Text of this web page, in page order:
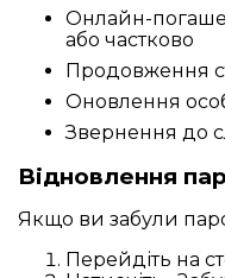
Онлайн-
або частково
Продовження
Оновлення
Звернення до
Відновлення
Якщо ви забули
Перейдіть на